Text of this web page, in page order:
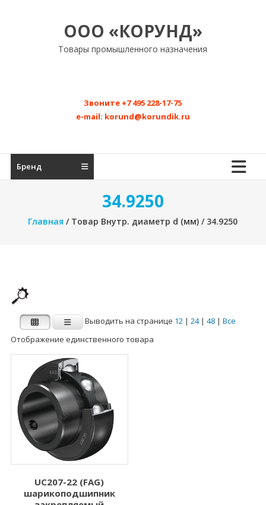
ООО «КОРУНД»
Товары промышленного назначения
Звоните +7 495 228-17-75
e-mail: korund@korundik.ru
Бренд
34.9250
Главная / Товар Внутр. диаметр d (мм) / 34.9250
FAG INA
Внутренний
диаметр d (мм)
1.000
2.000
3.000
Выводить на странице 12| 24| 48| Все
Отображение единственного товара
UC207-22 (FAG)
шарикоподшипник